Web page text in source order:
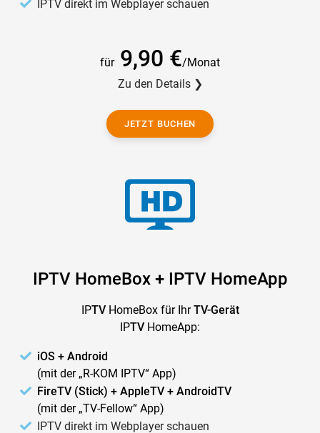
IPTV direkt im Webplayer schauen
für 9,90 €/Monat
Zu den Details ❯
JETZT BUCHEN
IPTV HomeBox + IPTV HomeApp
IPTVHomeBox für IhrTV-Gerät
IPTV HomeApp:
iOS + Android
(mit der „R-KOM IPTV“ App)
FireTV (Stick) + AppleTV + AndroidTV
(mit der „TV-Fellow“ App)
IPTV direkt im Webplayer schauen